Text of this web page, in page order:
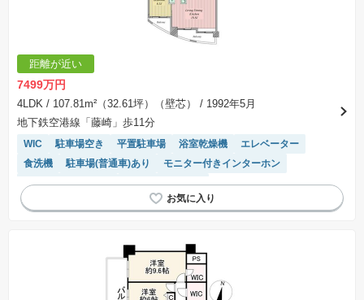
距離が近い
7499万円
4LDK / 107.81m²（32.61坪）（壁芯）
/ 1992年5月
地下鉄空港線「藤崎」歩11分
WIC 駐車場空き 平置駐車場 浴室乾燥機
エレベーター
食洗機
駐車場(普通車)あり
モニター付きインターホン
リフォーム済み物件
システムキッチン